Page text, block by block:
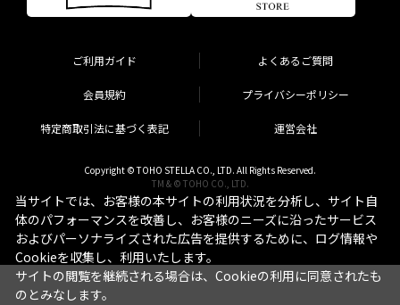
ご利用ガイド よくあるご質問
会員規約 プライバシーポリシー
特定商取引法に基づく表記 運営会社
Copyright © TOHO STELLA CO., LTD. All Rights Reserved.
TM & © TOHO CO., LTD.
当サイトでは、お客様の本サイトの利用状況を分析し、サイト自
体のパフォーマンスを改善し、お客様のニーズに沿ったサービス
およびパーソナライズされた広告を提供するために、ログ情報や
Cookieを収集し、利用いたします。
サイトの閲覧を継続される場合は、Cookieの利用に同意されたも
のとみなします。